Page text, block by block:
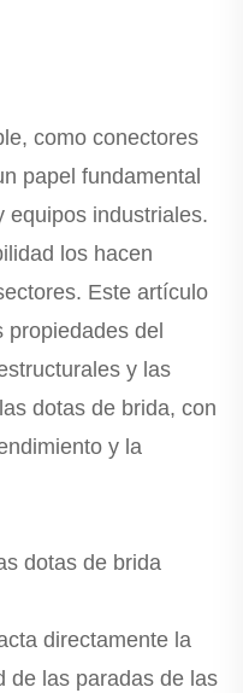
como conectores
papel fundamental
equipos industriales.
los hacen
Este artículo
del
y las
dotas de brida, con
y la
dotas de brida
directamente la
de las paradas de las